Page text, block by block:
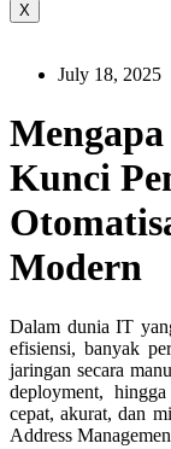
X
July 18, 2025
Kunci
Modern
Dalam dunia IT
efisiensi, banyak
jaringan secara
deployment,
cepat, akurat, dan
Address